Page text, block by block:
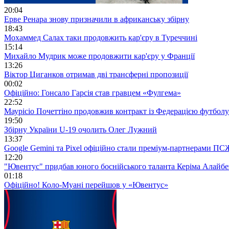
20:04
Ерве Ренара знову призначили в африканську збірну
18:43
Мохаммед Салах таки продовжить кар'єру в Туреччині
15:14
Михайло Мудрик може продовжити кар'єру у Франції
13:26
Віктор Циганков отримав дві трансферні пропозиції
00:02
Офіційно: Гонсало Гарсія став гравцем «Фулгема»
22:52
Маурісіо Почеттіно продовжив контракт із Федерацією
19:50
Збірну України U-19 очолить Олег Лужний
13:37
Google Gemini та Pixel офіційно стали преміум-партнерами
12:20
"Ювентус" придбав юного боснійського таланта Керіма
01:18
Офіційно! Коло-Муані перейшов у «Ювентус»